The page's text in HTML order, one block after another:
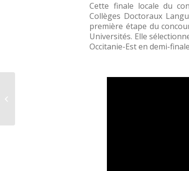
Cette finale locale du
Collèges Doctoraux
première étape du
Universités. Elle
Occitanie-Est en demi-